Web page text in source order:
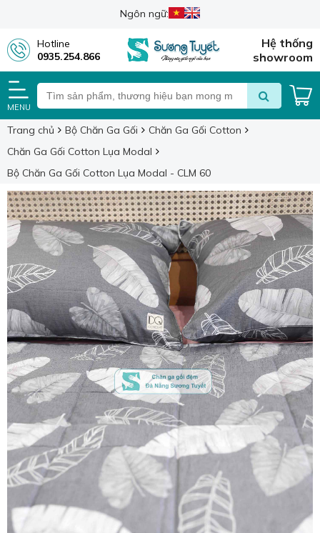
Ngôn ngữ:
Hotline
0935.254.866
Hệ thống
showroom
MENU
Trang chủ Bộ Chăn Ga Gối
Chăn Ga Gối Cotton
Chăn Ga Gối Cotton Lụa Modal
Bộ Chăn Ga Gối Cotton Lụa Modal - CLM 60